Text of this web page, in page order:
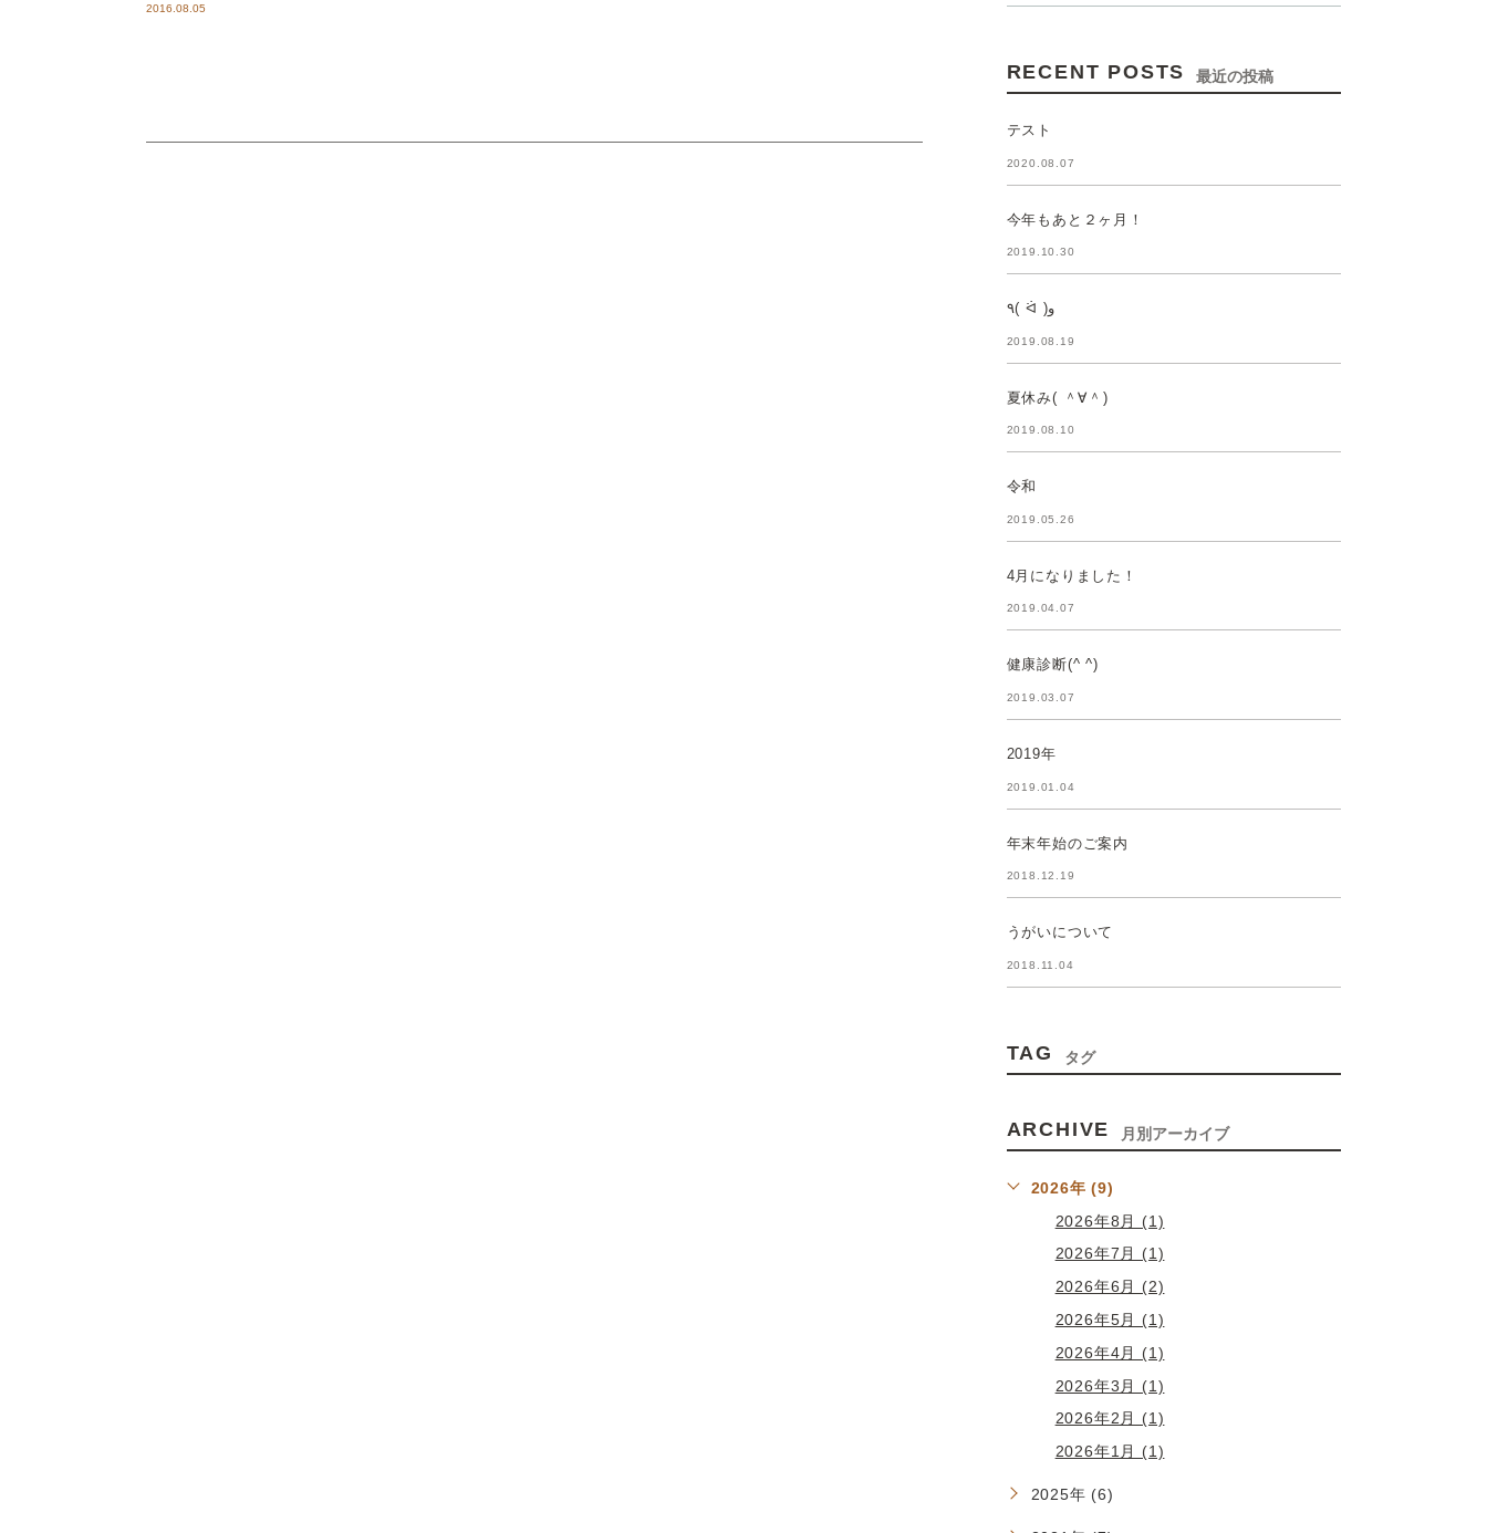
2016.08.05
RECENT POSTS 最近の投稿
テスト
2020.08.07
今年もあと２ヶ月！
2019.10.30
٩( ᐛ )و
2019.08.19
夏休み( ＾∀＾)
2019.08.10
令和
2019.05.26
4月になりました！
2019.04.07
健康診断(^ ^)
2019.03.07
2019年
2019.01.04
年末年始のご案内
2018.12.19
うがいについて
2018.11.04
TAG タグ
ARCHIVE 月別アーカイブ
2026年 (9)
2026年8月 (1)
2026年7月 (1)
2026年6月 (2)
2026年5月 (1)
2026年4月 (1)
2026年3月 (1)
2026年2月 (1)
2026年1月 (1)
2025年 (6)